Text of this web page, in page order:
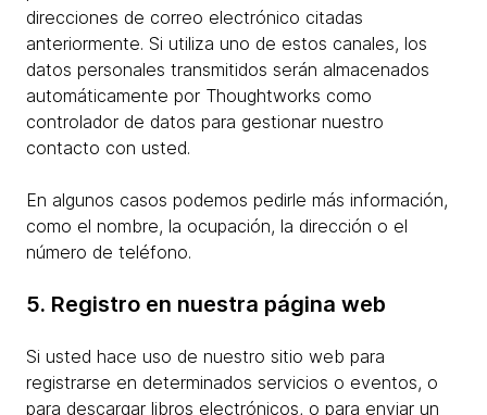
direcciones de correo electrónico citadas
anteriormente. Si utiliza uno de estos canales, los
datos personales transmitidos serán almacenados
automáticamente por Thoughtworks como
controlador de datos para gestionar nuestro
contacto con usted.
En algunos casos podemos pedirle más información,
como el nombre, la ocupación, la dirección o el
número de teléfono.
5. Registro en nuestra página web
Si usted hace uso de nuestro sitio web para
registrarse en determinados servicios o eventos, o
para descargar libros electrónicos, o para enviar un